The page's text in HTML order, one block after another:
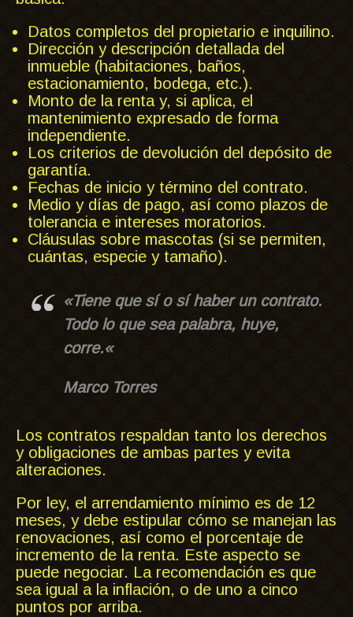
Datos completos del propietario e inquilino.
Dirección y descripción detallada del
inmueble (habitaciones, baños,
estacionamiento, bodega, etc.).
Monto de la renta y, si aplica, el
mantenimiento expresado de forma
independiente.
Los criterios de devolución del depósito de
garantía.
Fechas de inicio y término del contrato.
Medio y días de pago, así como plazos de
tolerancia e intereses moratorios.
Cláusulas sobre mascotas (si se permiten,
cuántas, especie y tamaño).
«Tiene que sí o sí haber un contrato.
Todo lo que sea palabra, huye,
corre.«
Marco Torres
Los contratos respaldan tanto los derechos
y obligaciones de ambas partes y evita
alteraciones.
Por ley, el arrendamiento mínimo es de 12
meses, y debe estipular cómo se manejan las
renovaciones, así como el porcentaje de
incremento de la renta. Este aspecto se
puede negociar. La recomendación es que
sea igual a la inflación, o de uno a cinco
puntos por arriba.